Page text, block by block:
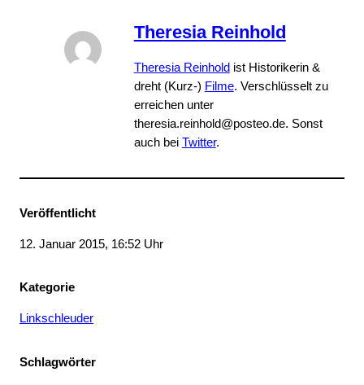
Theresia Reinhold
Theresia Reinhold ist Historikerin &
dreht (Kurz-) Filme. Verschlüsselt zu
erreichen unter
theresia.reinhold@posteo.de. Sonst
auch bei Twitter.
Veröffentlicht
12. Januar 2015, 16:52 Uhr
Kategorie
Linkschleuder
Schlagwörter